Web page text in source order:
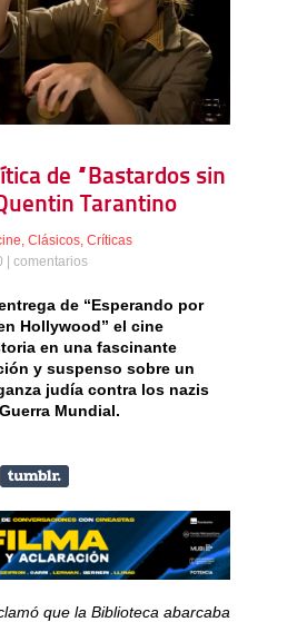
de “Bastardos sin
Tarantino
Clásicos Críticas
| comentarios
de “Esperando por
Hollywood” el cine
en una fascinante
y suspenso sobre un
judía contra los nazis
Mundial.
que la Biblioteca abarcaba